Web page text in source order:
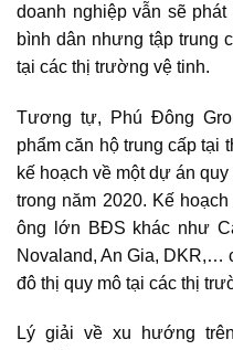
doanh nghiệp vẫn sẽ
bình dân nhưng tập trung
tại các thị trường vệ tinh.
Tương tự, Phú Đông
phẩm căn hộ trung cấp tại
kế hoạch về một dự án
trong năm 2020. Kế
ông lớn BĐS khác như
Novaland, An Gia, DKR,…
đô thị quy mô tại các thị
Lý giải về xu hướng